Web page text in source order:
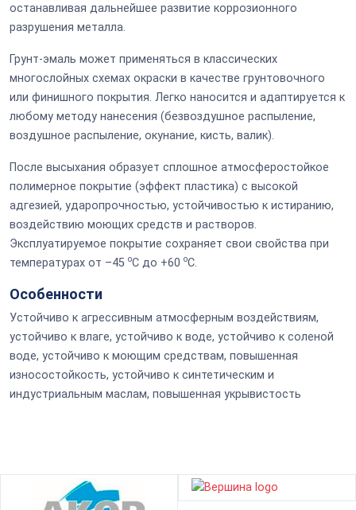
останавливая дальнейшее развитие коррозионного
разрушения металла.
Грунт-эмаль может применяться в классических
многослойных схемах окраски в качестве грунтовочного
или финишного покрытия. Легко наносится и адаптируется к
любому методу нанесения (безвоздушное распыление,
воздушное распыление, окунание, кисть, валик).
После высыхания образует сплошное атмосферостойкое
полимерное покрытие (эффект пластика) с высокой
адгезией, ударопрочностью, устойчивостью к истиранию,
воздействию моющих средств и растворов.
Эксплуатируемое покрытие сохраняет свои свойства при
температурах от –45 oС до +60 oС.
Особенности
Устойчиво к агрессивным атмосферным воздействиям,
устойчиво к влаге, устойчиво к воде, устойчиво к соленой
воде, устойчиво к моющим средствам, повышенная
износостойкость, устойчиво к синтетическим и
индустриальным маслам, повышенная укрывистость